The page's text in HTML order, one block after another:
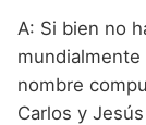
A: Si bien no
nombre
Carlos y